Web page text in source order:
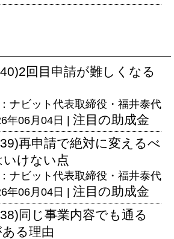
回目申請が難しくなる
ナビット代表取締役・福井泰代
年06月04日 | 注目の助成金
再申請で絶対に変えるべ
いけない点
ナビット代表取締役・福井泰代
年06月04日 | 注目の助成金
同じ事業内容でも通る
る理由